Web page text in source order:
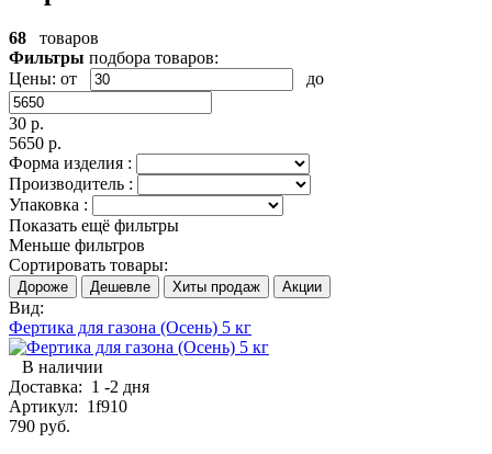
68 товаров
Фильтры подбора товаров:
Цены: от до
30 р.
5650 р.
Форма изделия :
Производитель :
Упаковка :
Показать ещё фильтры
Меньше фильтров
Сортировать товары:
Дороже Дешевле Хиты продаж Акции
Вид:
Фертика для газона (Осень) 5 кг
В наличии
Доставка: 1 -2 дня
Артикул: 1f910
790 руб.